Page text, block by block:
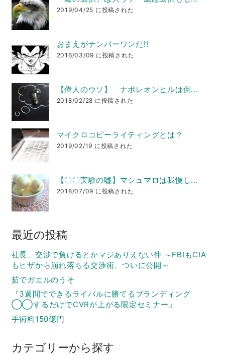
2019/04/25 に投稿された
おまえがナンバーワンだ!!
2016/03/09 に投稿された
【偉人のウソ】 ナポレオンヒルは倒...
2018/02/28 に投稿された
マイクロコピーライティングとは？
2019/02/19 に投稿された
【〇〇実験の嘘】マシュマロは我慢し...
2018/07/09 に投稿された
最近の投稿
社長、交渉で負けるとかマジありえない件 ～FBIもCIA
もヒザから崩れ落ちる交渉術、ついに公開～
茹でガエルのうそ
『3週間でできるライバルに勝てるブランディング
◯◯するだけでCVRが上がる限定セミナー』
手術料150億円
カテゴリーから探す